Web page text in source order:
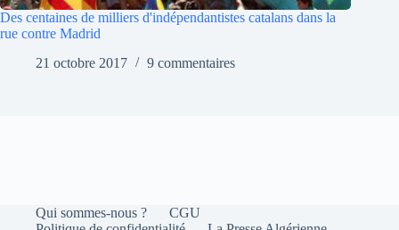
Des centaines de milliers d'indépendantistes catalans dans la
rue contre Madrid
21 octobre 2017
9 commentaires
Qui sommes-nous ?
CGU